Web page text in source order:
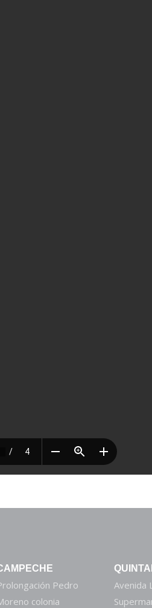
Pedro
colonia
Avenida